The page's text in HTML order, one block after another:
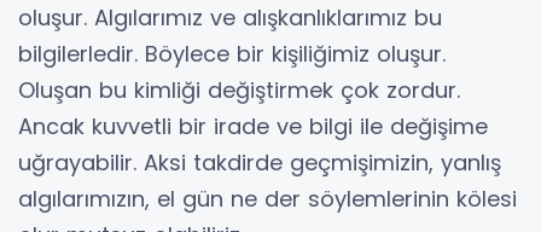
oluşur. Algılarımız ve alışkanlıklarımız bu
bilgilerledir. Böylece bir kişiliğimiz oluşur.
Oluşan bu kimliği değiştirmek çok zordur.
Ancak kuvvetli bir irade ve bilgi ile değişime
uğrayabilir. Aksi takdirde geçmişimizin, yanlış
algılarımızın, el gün ne der söylemlerinin kölesi